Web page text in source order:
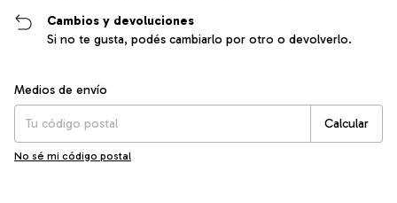
Cambios y devoluciones
Si no te gusta, podés cambiarlo por otro o devolverlo.
Entregas para el CP:
Medios de envío
Calcular
No sé mi código postal